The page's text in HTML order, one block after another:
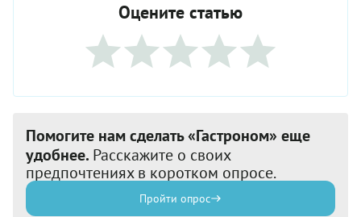
Оцените статью
Помогите нам сделать «Гастроном» еще
удобнее. Расскажите о своих
предпочтениях в коротком опросе.
Пройти опрос